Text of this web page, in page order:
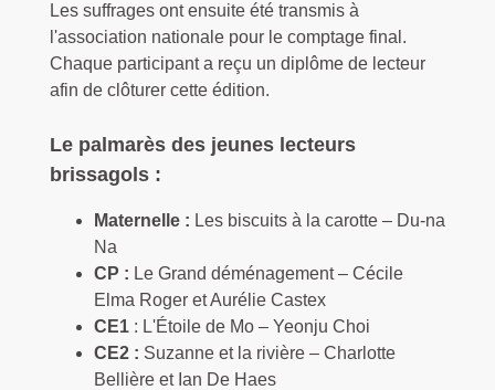
Les suffrages ont ensuite été transmis à
l'association nationale pour le comptage final.
Chaque participant a reçu un diplôme de lecteur
afin de clôturer cette édition.
Le palmarès des jeunes lecteurs
brissagols :
Maternelle : Les biscuits à la carotte – Du-na
Na
CP : Le Grand déménagement – Cécile
Elma Roger et Aurélie Castex
CE1 : L'Étoile de Mo – Yeonju Choi
CE2 : Suzanne et la rivière – Charlotte
Bellière et Ian De Haes